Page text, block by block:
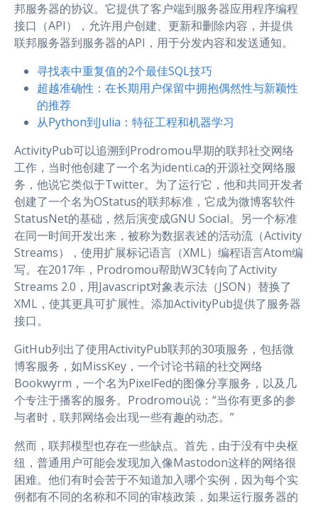
邦服务器的协议。它提供了客户端到服务器应用程序编程
接口（API），允许用户创建、更新和删除内容，并提供
联邦服务器到服务器的API，用于分发内容和发送通知。
寻找表中重复值的2个最佳SQL技巧
超越准确性：在长期用户保留中拥抱偶然性与新颖性
的推荐
从Python到Julia：特征工程和机器学习
ActivityPub可以追溯到Prodromou早期的联邦社交网络
工作，当时他创建了一个名为identi.ca的开源社交网络服
务，他说它类似于Twitter。为了运行它，他和共同开发者
创建了一个名为OStatus的联邦标准，它成为微博客软件
StatusNet的基础，然后演变成GNU Social。另一个标准
在同一时间开发出来，被称为数据表述的活动流（Activity
Streams），使用扩展标记语言（XML）编程语言Atom编
写。在2017年，Prodromou帮助W3C转向了Activity
Streams 2.0，用Javascript对象表示法（JSON）替换了
XML，使其更具可扩展性。添加ActivityPub提供了服务器
接口。
GitHub列出了使用ActivityPub联邦的30项服务，包括微
博客服务，如MissKey，一个讨论书籍的社交网络
Bookwyrm，一个名为PixelFed的图像分享服务，以及几
个专注于播客的服务。Prodromou说：“当你有更多的参
与者时，联邦网络会出现一些有趣的动态。”
然而，联邦模型也存在一些缺点。首先，由于没有中央枢
纽，普通用户可能会发现加入像Mastodon这样的网络很
困难。他们有时会苦于不知道加入哪个实例，因为每个实
例都有不同的名称和不同的审核政策，如果运行服务器的